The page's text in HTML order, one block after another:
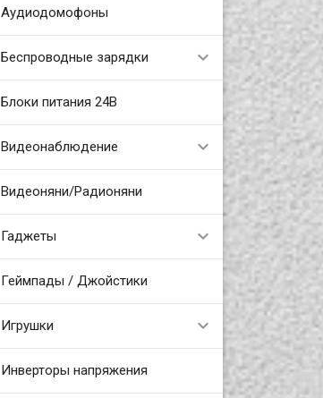
Аудиодомофоны
Беспроводные зарядки
Блоки питания 24В
Видеонаблюдение
Видеоняни/Радионяни
Гаджеты
Геймпады / Джойстики
Игрушки
Инверторы напряжения